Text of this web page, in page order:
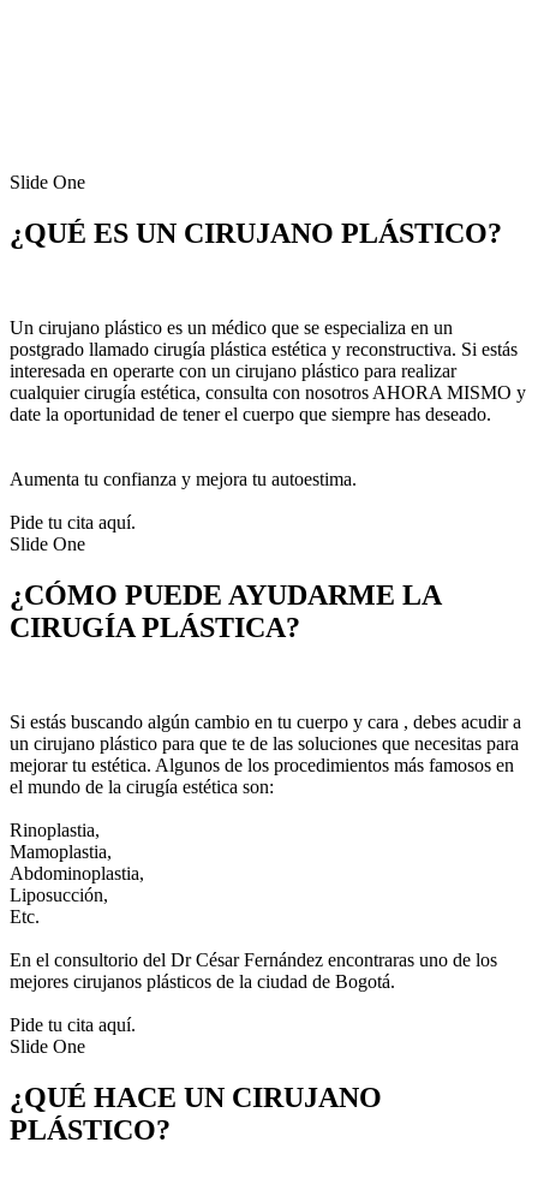
Slide One
¿QUÉ ES UN CIRUJANO PLÁSTICO?
Un cirujano plástico es un médico que se especializa en un
postgrado llamado cirugía plástica estética y reconstructiva. Si estás
interesada en operarte con un cirujano plástico para realizar
cualquier cirugía estética, consulta con nosotros AHORA MISMO y
date la oportunidad de tener el cuerpo que siempre has deseado.
Aumenta tu confianza y mejora tu autoestima.
Pide tu cita aquí.
Slide One
¿CÓMO PUEDE AYUDARME LA
CIRUGÍA PLÁSTICA?
Si estás buscando algún cambio en tu cuerpo y cara , debes acudir a
un cirujano plástico para que te de las soluciones que necesitas para
mejorar tu estética. Algunos de los procedimientos más famosos en
el mundo de la cirugía estética son:
Rinoplastia,
Mamoplastia,
Abdominoplastia,
Liposucción,
Etc.
En el consultorio del Dr César Fernández encontraras uno de los
mejores cirujanos plásticos de la ciudad de Bogotá.
Pide tu cita aquí.
Slide One
¿QUÉ HACE UN CIRUJANO
PLÁSTICO?